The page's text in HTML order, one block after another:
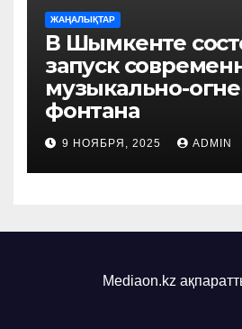
ЖАҢАЛЫҚТАР
В Шымкенте
запуск
музыкально-
фонтана
9 НОЯБРЯ, 2025 ADMIN
Mediaon.kz